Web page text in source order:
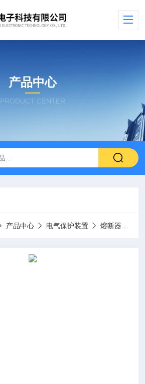
产品中心
PRODUCT CENTER
产品中心 电气保护装置 熔断器